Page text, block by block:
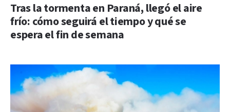
Tras la tormenta en Paraná, llegó el aire
frío: cómo seguirá el tiempo y qué se
espera el fin de semana